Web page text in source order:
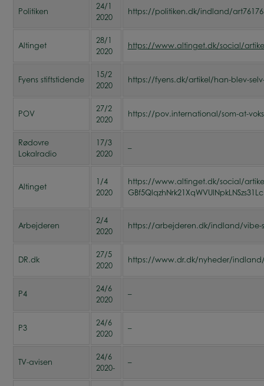
Politiken
24/1
2020
https://politiken.dk/indland/
Altinget
28/1
2020
https://www.altinget.dk/social/
Fyens stiftstidende
15/2
2020
https://fyens.dk/artikel/han-blev-
POV
27/2
2020
https://pov.international/som-at-
Rødovre
Lokalradio
17/3
2020
–
Altinget
1/4
2020
https://www.altinget.dk/social/
Arbejderen
2/4
2020
https://arbejderen.dk/indland/vibe-
DR.dk
27/5
2020
https://www.dr.dk/nyheder/indland/
P4
24/6
2020
–
P3
24/6
2020
–
TV-avisen
24/6
2020-
–